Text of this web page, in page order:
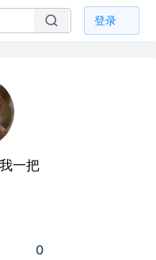
登录
一把
0